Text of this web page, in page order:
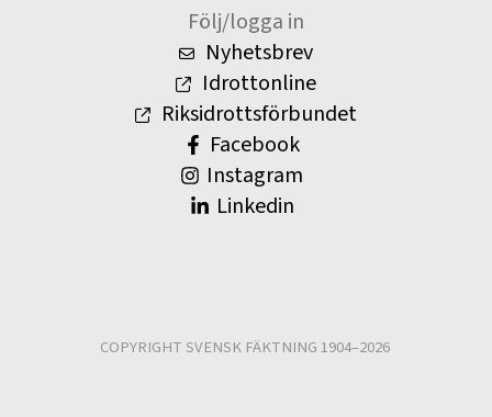
Följ/logga in
Nyhetsbrev
Idrottonline
Riksidrottsförbundet
Facebook
Instagram
Linkedin
COPYRIGHT SVENSK FÄKTNING 1904–2026